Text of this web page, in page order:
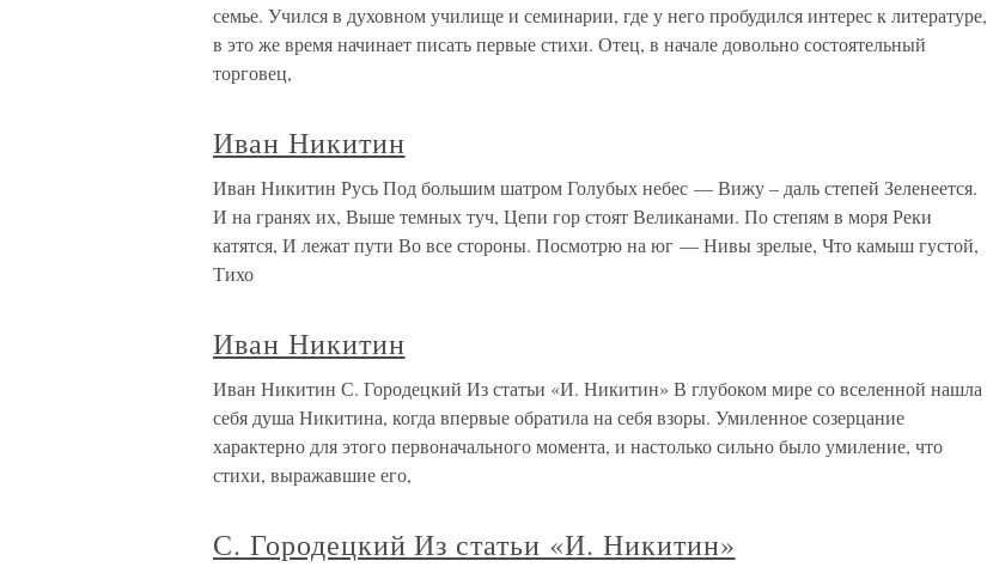
семье. Учился в духовном училище и семинарии, где у него пробудился интерес к литературе,
в это же время начинает писать первые стихи. Отец, в начале довольно состоятельный
торговец,
Иван Никитин
Иван Никитин Русь Под большим шатром Голубых небес — Вижу – даль степей Зеленеется.
И на гранях их, Выше темных туч, Цепи гор стоят Великанами. По степям в моря Реки
катятся, И лежат пути Во все стороны. Посмотрю на юг — Нивы зрелые, Что камыш густой,
Тихо
Иван Никитин
Иван Никитин С. Городецкий Из статьи «И. Никитин» В глубоком мире со вселенной нашла
себя душа Никитина, когда впервые обратила на себя взоры. Умиленное созерцание
характерно для этого первоначального момента, и настолько сильно было умиление, что
стихи, выражавшие его,
С. Городецкий Из статьи «И. Никитин»